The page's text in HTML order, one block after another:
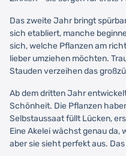
Das zweite Jahr bringt
sich etabliert, manche
sich, welche Pflanzen am
lieber umziehen möchten.
Stauden verzeihen das
Ab dem dritten Jahr
Schönheit. Die Pflanzen
Selbstaussaat füllt Lücken,
Eine Akelei wächst genau da,
aber sie sieht perfekt aus.